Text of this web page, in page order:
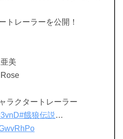
トレーラーを公開！
美
Rose
ラクタートレーラー
#餓狼伝説 …